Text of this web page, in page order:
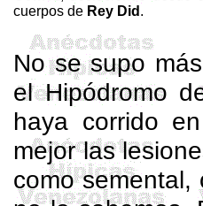
cuerpos de Rey Did .
No se supo
el Hipódromo
haya corrido en
mejor las
como